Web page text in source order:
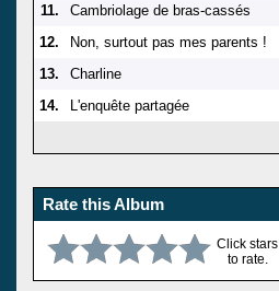
11.
Cambriolage de bras-cassés
12.
Non, surtout pas mes parents !
13.
Charline
14.
L'enquête partagée
Rate this Album
Click stars
to rate.